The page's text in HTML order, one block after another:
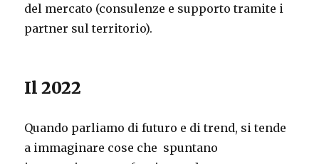
del mercato (consulenze e supporto tramite i
partner sul territorio).
Il 2022
Quando parliamo di futuro e di trend, si tende
a immaginare cose che spuntano